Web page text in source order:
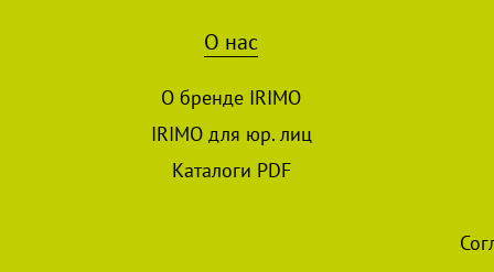
О нас
О бренде IRIMO
IRIMO для юр. лиц
Каталоги PDF